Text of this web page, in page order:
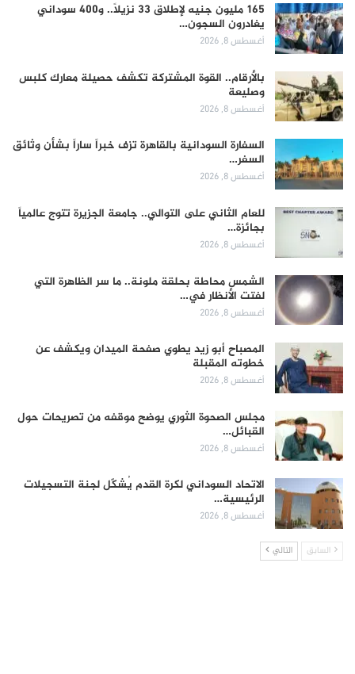
165 مليون جنيه لإطلاق 33 نزيلاً.. و400 سوداني
يغادرون السجون…
أغسطس 8, 2026
بالأرقام.. القوة المشتركة تكشف حصيلة معارك كلبس
وصليعة
أغسطس 8, 2026
السفارة السودانية بالقاهرة تزف خبراً ساراً بشأن وثائق
السفر…
أغسطس 8, 2026
للعام الثاني على التوالي.. جامعة الجزيرة تتوج عالمياً
بجائزة…
أغسطس 8, 2026
الشمس محاطة بحلقة ملونة.. ما سر الظاهرة التي
لفتت الأنظار في…
أغسطس 8, 2026
المصباح أبو زيد يطوي صفحة الميدان ويكشف عن
خطوته المقبلة
أغسطس 8, 2026
مجلس الصحوة الثوري يوضح موقفه من تصريحات حول
القبائل…
أغسطس 8, 2026
الاتحاد السوداني لكرة القدم يُشكّل لجنة التسجيلات
الرئيسية…
أغسطس 8, 2026
السابق التالي